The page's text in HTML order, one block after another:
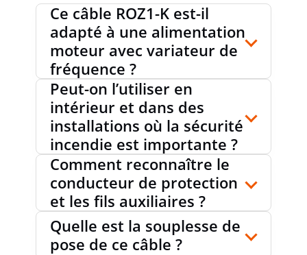
TENSION NOMINALE UO 0.6 kV
TENSION NOMINALE U
POIDS 8765 kg/km
DIAMÈTRE EXTÉRIEUR APPROX. 56.3 mm
Ce câble ROZ1-K est-il
adapté à une alimentation
moteur avec variateur de
fréquence ?
Peut-on l’utiliser en
intérieur et dans des
installations où la sécurité
incendie est importante ?
Comment reconnaître le
conducteur de protection
et les fils auxiliaires ?
Quelle est la souplesse de
pose de ce câble ?